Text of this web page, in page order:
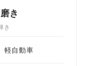
き
き
自動車